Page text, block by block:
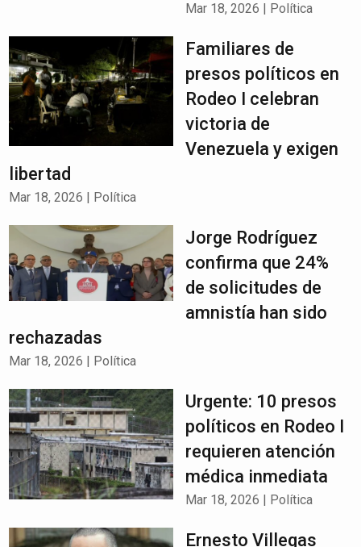
Mar 18, 2026 | Política
Familiares de
presos políticos en
Rodeo I celebran
victoria de
Venezuela y exigen
libertad
Mar 18, 2026 | Política
Jorge Rodríguez
confirma que 24%
de solicitudes de
amnistía han sido
rechazadas
Mar 18, 2026 | Política
Urgente: 10 presos
políticos en Rodeo I
requieren atención
médica inmediata
Mar 18, 2026 | Política
Ernesto Villegas